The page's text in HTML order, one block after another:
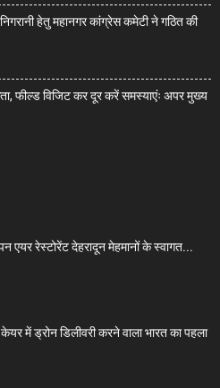
हेतु महानगर कांग्रेस कमेटी ने गठित की
फील्ड विजिट कर दूर करें समस्याएंः अपर मुख्य
एयर रेस्टोरेंट देहरादून मेहमानों के स्वागत...
में ड्रोन डिलीवरी करने वाला भारत का पहला